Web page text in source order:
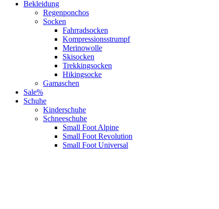
Bekleidung
Regenponchos
Socken
Fahrradsocken
Kompressionsstrumpf
Merinowolle
Skisocken
Trekkingsocken
Hikingsocke
Gamaschen
Sale%
Schuhe
Kinderschuhe
Schneeschuhe
Small Foot Alpine
Small Foot Revolution
Small Foot Universal